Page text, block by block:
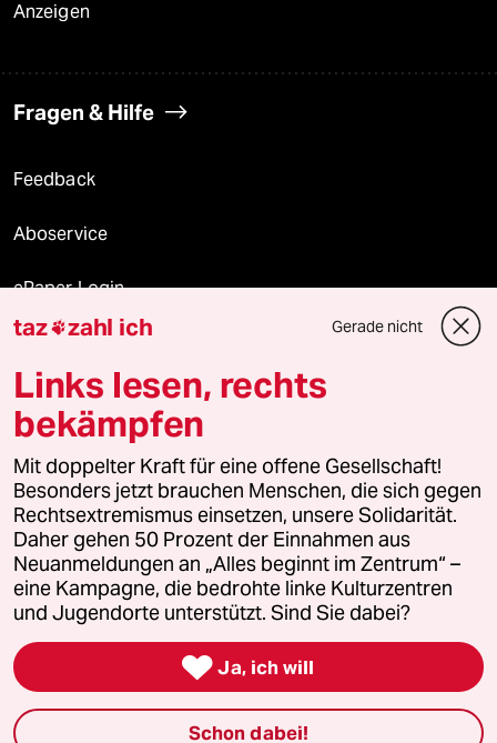
Anzeigen
Fragen & Hilfe
Feedback
Aboservice
ePaper Login
Downloads für Abonnierende
© 2026 taz Verlags und Vertriebs GmbH
Alle Rechte vorbehalten. Bei rechtlichen Fragen oder für Genehmigungen
wenden Sie sich bitte an
lizenzen@taz.de
Feedback Redaktionsstatut Kommune-Richtlinien
Leitlinie Informant Datenschutz Impressum AGB
Seitenwende Einwilligungen widerrufen (Ads)
taz zahl ich Gerade nicht
Links lesen, rechts
bekämpfen
Mit doppelter Kraft für eine offene Gesellschaft!
Besonders jetzt brauchen Menschen, die sich gegen
Rechtsextremismus einsetzen, unsere Solidarität.
Daher gehen 50 Prozent der Einnahmen aus
Neuanmeldungen an „Alles beginnt im Zentrum“ –
eine Kampagne, die bedrohte linke Kulturzentren
und Jugendorte unterstützt. Sind Sie dabei?
 Ja, ich will
Schon dabei!